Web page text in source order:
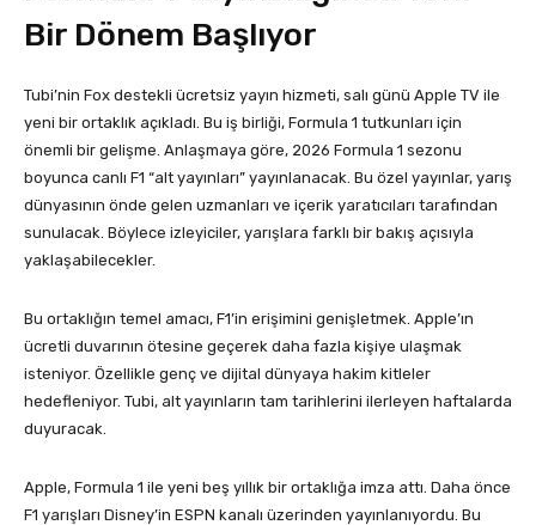
Bir Dönem Başlıyor
Tubi’nin Fox destekli ücretsiz yayın hizmeti, salı günü Apple TV ile
yeni bir ortaklık açıkladı. Bu iş birliği, Formula 1 tutkunları için
önemli bir gelişme. Anlaşmaya göre, 2026 Formula 1 sezonu
boyunca canlı F1 “alt yayınları” yayınlanacak. Bu özel yayınlar, yarış
dünyasının önde gelen uzmanları ve içerik yaratıcıları tarafından
sunulacak. Böylece izleyiciler, yarışlara farklı bir bakış açısıyla
yaklaşabilecekler.
Bu ortaklığın temel amacı, F1’in erişimini genişletmek. Apple’ın
ücretli duvarının ötesine geçerek daha fazla kişiye ulaşmak
isteniyor. Özellikle genç ve dijital dünyaya hakim kitleler
hedefleniyor. Tubi, alt yayınların tam tarihlerini ilerleyen haftalarda
duyuracak.
Apple, Formula 1 ile yeni beş yıllık bir ortaklığa imza attı. Daha önce
F1 yarışları Disney’in ESPN kanalı üzerinden yayınlanıyordu. Bu